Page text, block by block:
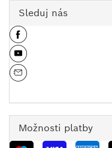
Sleduj nás
Možnosti platby